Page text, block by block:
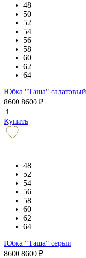
48
50
52
54
56
58
60
62
64
Юбка "Таша" салатовый
8600 8600 ₽
Купить
48
52
54
56
58
60
62
64
Юбка "Таша" серый
8600 8600 ₽